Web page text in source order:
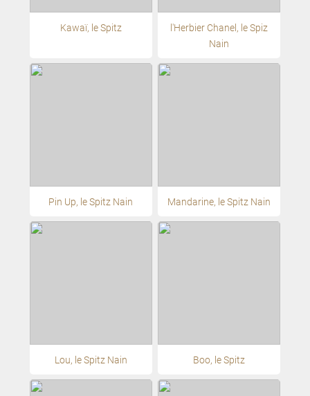
Kawaï, le Spitz
l'Herbier Chanel, le Spiz
Nain
Pin Up, le Spitz Nain Mandarine, le Spitz Nain
Lou, le Spitz Nain Boo, le Spitz